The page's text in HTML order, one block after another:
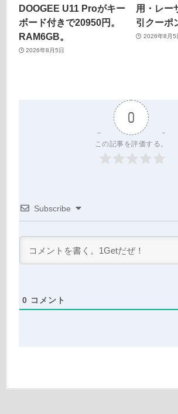
DOOGEE U11 Proがキー
ボード付きで20950円。
RAM6GB。
2026年8月5日
用・レー
引クーポ
2026年8月5
0
この記事を評価する。
Subscribe
0 コメント